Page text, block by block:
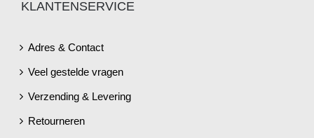
KLANTENSERVICE
Adres & Contact
Veel gestelde vragen
Verzending & Levering
Retourneren